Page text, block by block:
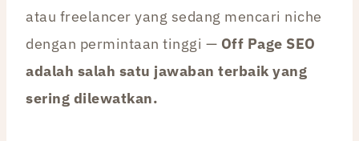
atau freelancer yang sedang mencari niche
dengan permintaan tinggi — Off Page SEO
adalah salah satu jawaban terbaik yang
sering dilewatkan.